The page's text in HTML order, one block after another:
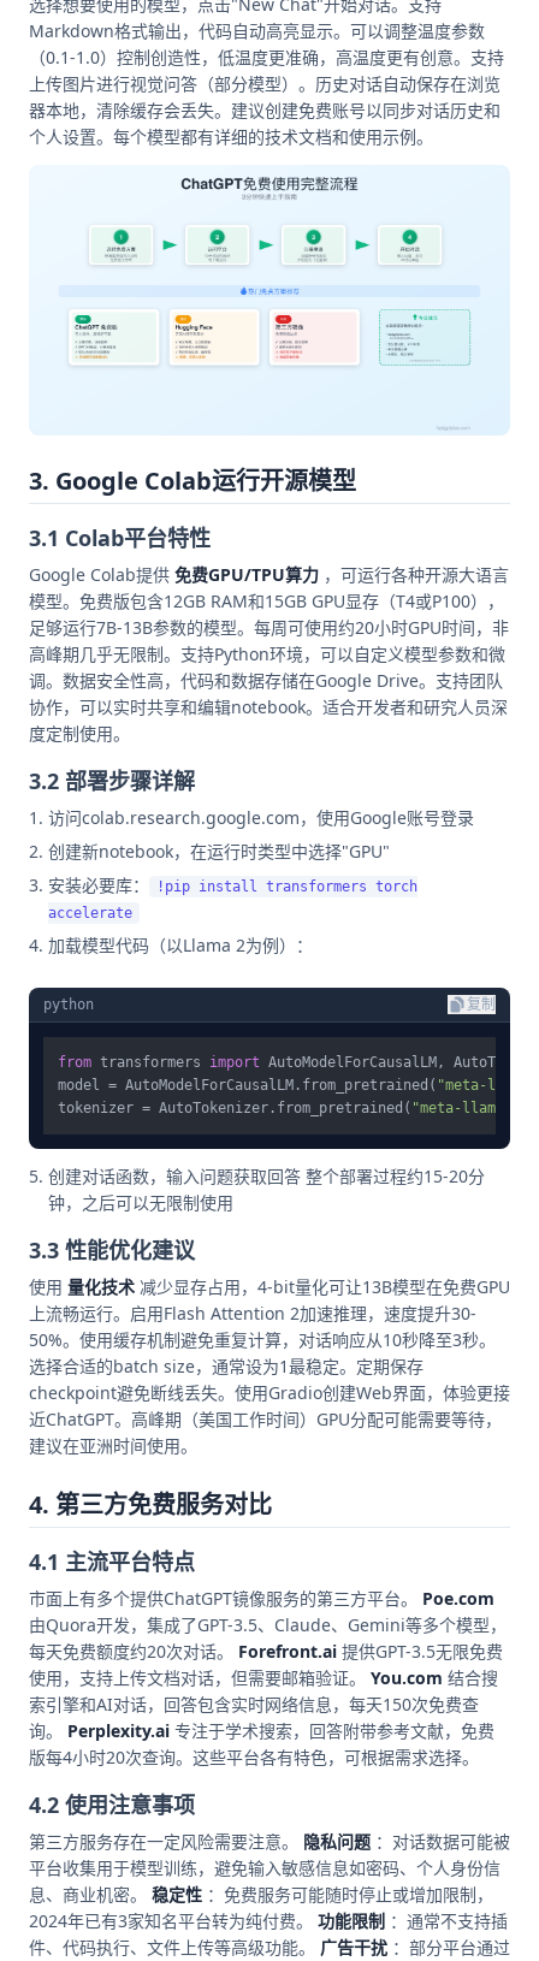
Markdown格式输出，代码自动高亮显示。可以调整温度参数
（0.1-1.0）控制创造性，低温度更准确，高温度更有创意。支持
上传图片进行视觉问答（部分模型）。历史对话自动保存在浏览
器本地，清除缓存会丢失。建议创建免费账号以同步对话历史和
个人设置。每个模型都有详细的技术文档和使用示例。
3. Google Colab运行开源模型
3.1 Colab平台特性
Google Colab提供 免费GPU/TPU算力 ，可运行各种开源大语言
模型。免费版包含12GB RAM和15GB GPU显存（T4或P100），
足够运行7B-13B参数的模型。每周可使用约20小时GPU时间，非
高峰期几乎无限制。支持Python环境，可以自定义模型参数和微
调。数据安全性高，代码和数据存储在Google Drive。支持团队
协作，可以实时共享和编辑notebook。适合开发者和研究人员深
度定制使用。
3.2 部署步骤详解
访问colab.research.google.com，使用Google账号登录
创建新notebook，在运行时类型中选择"GPU"
安装必要库：
!pip install transformers torch
accelerate
加载模型代码（以Llama 2为例）：
python 复制
from transformers import AutoModelForCausalLM,
model = AutoModelForCausalLM.from_pretrained( "meta-
tokenizer = AutoTokenizer.from_pretrained( "meta-llama/
创建对话函数，输入问题获取回答 整个部署过程约15-20分
钟，之后可以无限制使用
3.3 性能优化建议
使用 量化技术 减少显存占用，4-bit量化可让13B模型在免费GPU
上流畅运行。启用Flash Attention 2加速推理，速度提升30-
50%。使用缓存机制避免重复计算，对话响应从10秒降至3秒。
选择合适的batch size，通常设为1最稳定。定期保存
checkpoint避免断线丢失。使用Gradio创建Web界面，体验更接
近ChatGPT。高峰期（美国工作时间）GPU分配可能需要等待，
建议在亚洲时间使用。
4. 第三方免费服务对比
4.1 主流平台特点
市面上有多个提供ChatGPT镜像服务的第三方平台。 Poe.com
由Quora开发，集成了GPT-3.5、Claude、Gemini等多个模型，
每天免费额度约20次对话。 Forefront.ai 提供GPT-3.5无限免费
使用，支持上传文档对话，但需要邮箱验证。 You.com 结合搜
索引擎和AI对话，回答包含实时网络信息，每天150次免费查
询。 Perplexity.ai 专注于学术搜索，回答附带参考文献，免费
版每4小时20次查询。这些平台各有特色，可根据需求选择。
4.2 使用注意事项
第三方服务存在一定风险需要注意。 隐私问题 ：对话数据可能被
平台收集用于模型训练，避免输入敏感信息如密码、个人身份信
息、商业机密。 稳定性 ：免费服务可能随时停止或增加限制，
2024年已有3家知名平台转为纯付费。 功能限制 ：通常不支持插
件、代码执行、文件上传等高级功能。 广告干扰 ：部分平台通过